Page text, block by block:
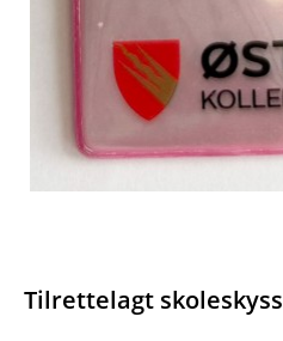
Tilrettelagt skoleskyss